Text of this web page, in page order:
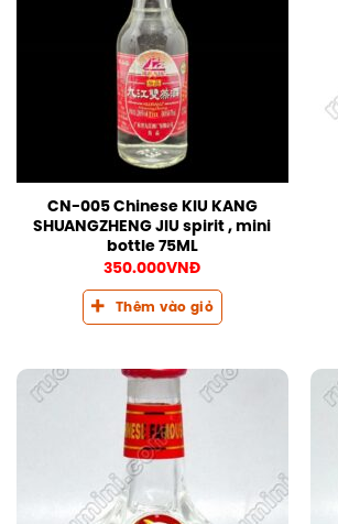
CN-005 Chinese KIU KANG
SHUANGZHENG JIU spirit , mini
bottle 75ML
350.000VNĐ
Thêm vào giỏ